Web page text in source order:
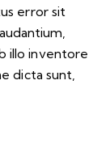
error sit
illo inventore
dicta sunt,